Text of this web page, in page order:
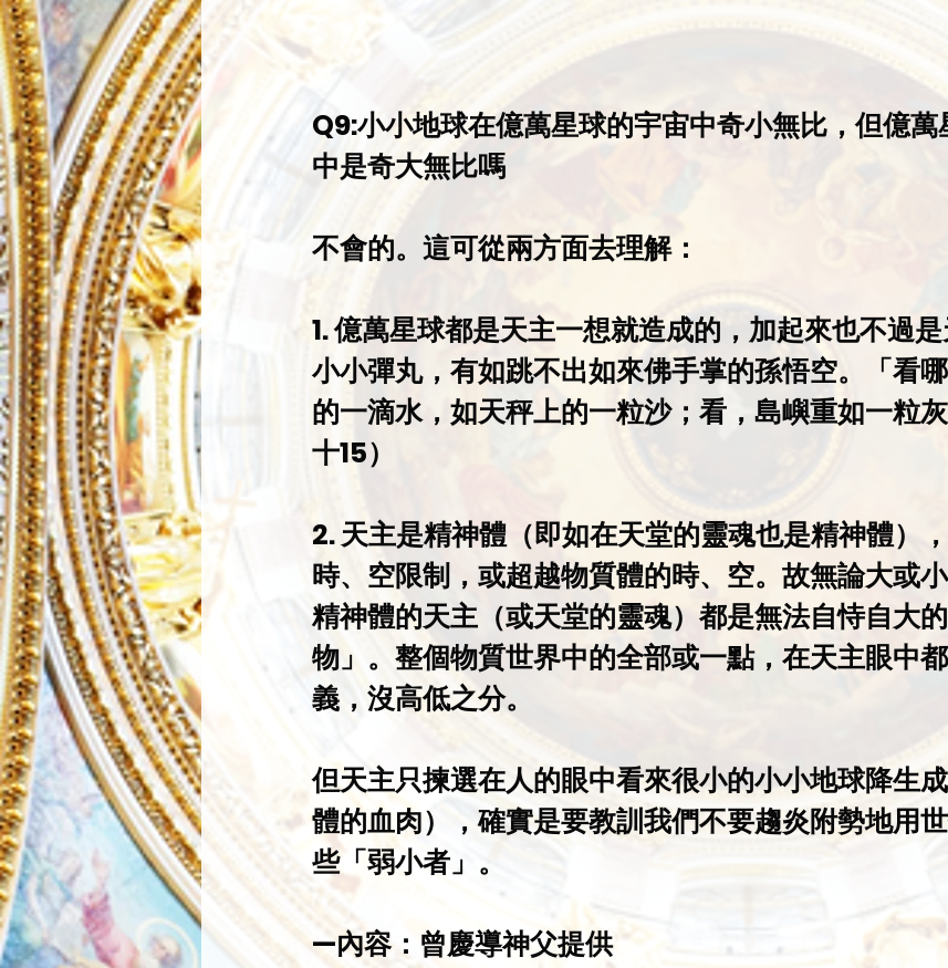
Q9:小小地球在億萬星球的宇宙中奇小無比，但億
中是奇大無比嗎
不會的。這可從兩方面去理解：
1. 億萬星球都是天主一想就造成的，加起來也不過
小小彈丸，有如跳不出如來佛手掌的孫悟空。「看
的一滴水，如天秤上的一粒沙；看，島嶼重如一粒
十15）
2. 天主是精神體（即如在天堂的靈魂也是精神體）
時、空限制，或超越物質體的時、空。故無論大或
精神體的天主（或天堂的靈魂）都是無法自恃自大
物」。整個物質世界中的全部或一點，在天主眼中
義，沒高低之分。
但天主只揀選在人的眼中看來很小的小小地球降生
體的血肉），確實是要教訓我們不要趨炎附勢地用
些「弱小者」。
—內容：曾慶導神父提供